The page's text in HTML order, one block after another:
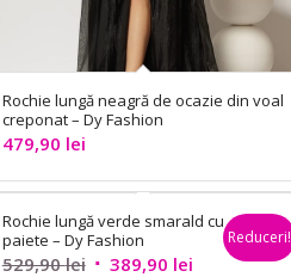
Rochie lungă neagră de ocazie din voal
creponat – Dy Fashion
479,90 lei
Rochie lungă verde smarald cu
paiete – Dy Fashion
529,90lei Prețul
389,90 leiPrețul
Reduceri!